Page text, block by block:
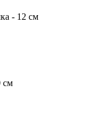
- 12 см
см